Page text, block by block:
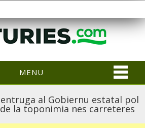
MENU
al Gobiernu estatal pol
la toponimia nes carreteres